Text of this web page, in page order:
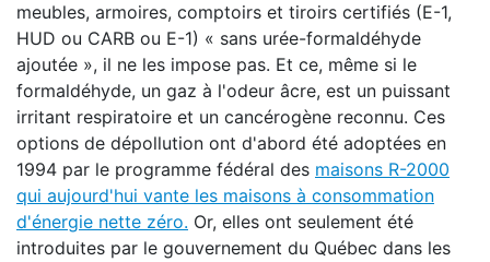
meubles, armoires, comptoirs et tiroirs certifiés (E-1,
HUD ou CARB ou E-1) « sans urée-formaldéhyde
ajoutée », il ne les impose pas. Et ce, même si le
formaldéhyde, un gaz à l'odeur âcre, est un puissant
irritant respiratoire et un cancérogène reconnu. Ces
options de dépollution ont d'abord été adoptées en
1994 par le programme fédéral des maisons R-2000
qui aujourd'hui vante les maisons à consommation
d'énergie nette zéro. Or, elles ont seulement été
introduites par le gouvernement du Québec dans les